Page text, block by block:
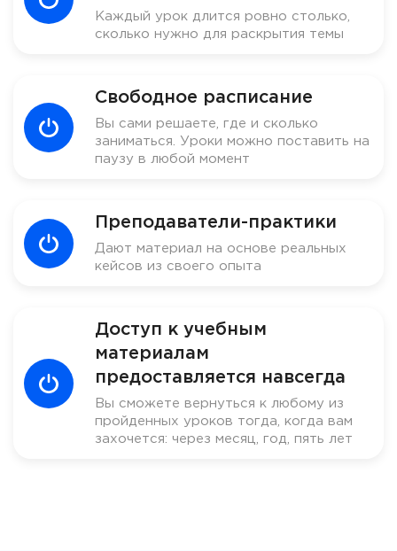
Каждый урок длится ровно столько,
сколько нужно для раскрытия темы
Свободное расписание
Вы сами решаете, где и сколько
заниматься. Уроки можно поставить на
паузу в любой момент
Преподаватели-практики
Дают материал на основе реальных
кейсов из своего опыта
Доступ к учебным
материалам
предоставляется навсегда
Вы сможете вернуться к любому из
пройденных уроков тогда, когда вам
захочется: через месяц, год, пять лет